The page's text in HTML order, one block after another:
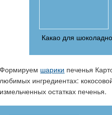
Какао для
Формируем шарики печенья
любимых ингредиентах:
измельченных остатках печенья.